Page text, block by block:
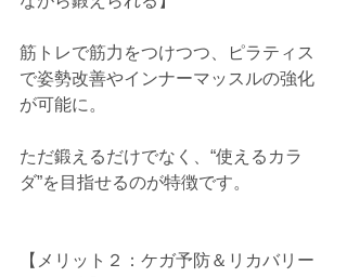
筋トレで筋力をつけつつ、ピラティス
で姿勢改善やインナーマッスルの強化
が可能に。
ただ鍛えるだけでなく、“使えるカラ
ダ”を目指せるのが特徴です。
【メリット２：ケガ予防＆リカバリー